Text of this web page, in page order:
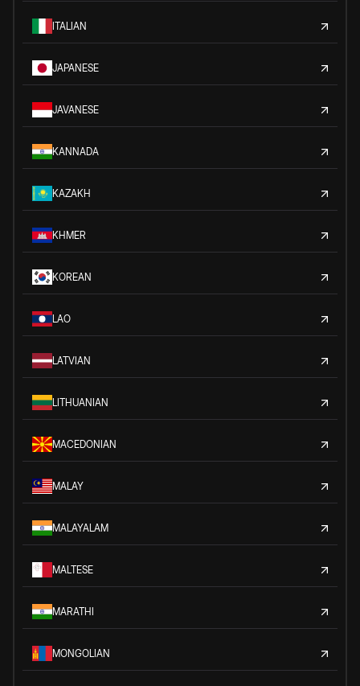
ITALIAN
JAPANESE
JAVANESE
KANNADA
KAZAKH
KHMER
KOREAN
LAO
LATVIAN
LITHUANIAN
MACEDONIAN
MALAY
MALAYALAM
MALTESE
MARATHI
MONGOLIAN